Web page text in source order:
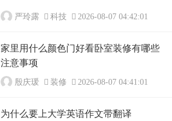
严玲露 科技 2026-08-07 04:42:01
家里用什么颜色门好看卧室装修有哪些
注意事项
殷庆瑗 装修 2026-08-07 04:41:01
为什么要上大学英语作文带翻译